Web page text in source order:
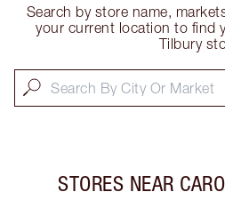
Search by store name,
your current location to find
Tilbury
STORES NEAR